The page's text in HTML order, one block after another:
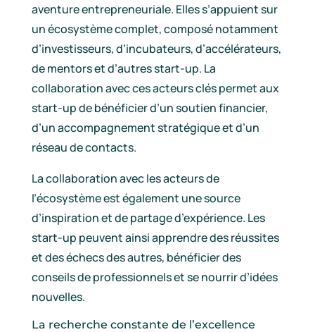
aventure entrepreneuriale. Elles s’appuient sur
un écosystème complet, composé notamment
d’investisseurs, d’incubateurs, d’accélérateurs,
de mentors et d’autres start-up. La
collaboration avec ces acteurs clés permet aux
start-up de bénéficier d’un soutien financier,
d’un accompagnement stratégique et d’un
réseau de contacts.
La collaboration avec les acteurs de
l’écosystème est également une source
d’inspiration et de partage d’expérience. Les
start-up peuvent ainsi apprendre des réussites
et des échecs des autres, bénéficier des
conseils de professionnels et se nourrir d’idées
nouvelles.
La recherche constante de l’excellence